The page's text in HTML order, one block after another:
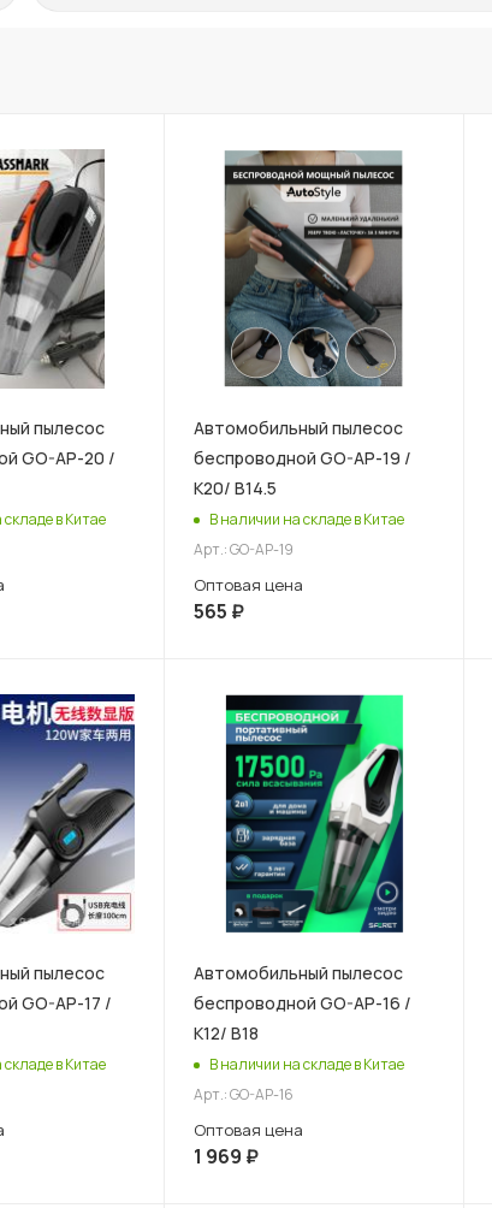
пылесос
GO-AP-20 /
в Китае
Автомобильный пылесос
беспроводной GO-AP-19 /
К20/ В14.5
В наличии на складе в Китае
Арт.: GO-AP-19
Оптовая цена
565 ₽
пылесос
GO-AP-17 /
в Китае
Автомобильный пылесос
беспроводной GO-AP-16 /
К12/ В18
В наличии на складе в Китае
Арт.: GO-AP-16
Оптовая цена
1 969 ₽